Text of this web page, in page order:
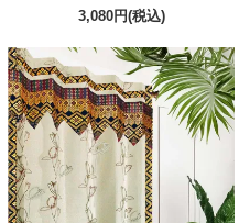
光2級、サイアムチューリップ柄、バラン
ス付きフラット。華やかで上品な空間演
3,080円(税込)